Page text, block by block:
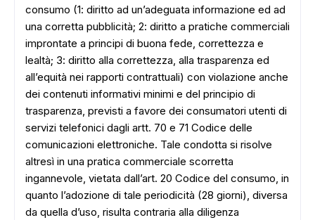
consumo (1: diritto ad un’adeguata informazione ed ad
una corretta pubblicità; 2: diritto a pratiche commerciali
improntate a principi di buona fede, correttezza e
lealtà; 3: diritto alla correttezza, alla trasparenza ed
all’equità nei rapporti contrattuali) con violazione anche
dei contenuti informativi minimi e del principio di
trasparenza, previsti a favore dei consumatori utenti di
servizi telefonici dagli artt. 70 e 71 Codice delle
comunicazioni elettroniche. Tale condotta si risolve
altresì in una pratica commerciale scorretta
ingannevole, vietata dall’art. 20 Codice del consumo, in
quanto l’adozione di tale periodicità (28 giorni), diversa
da quella d’uso, risulta contraria alla diligenza